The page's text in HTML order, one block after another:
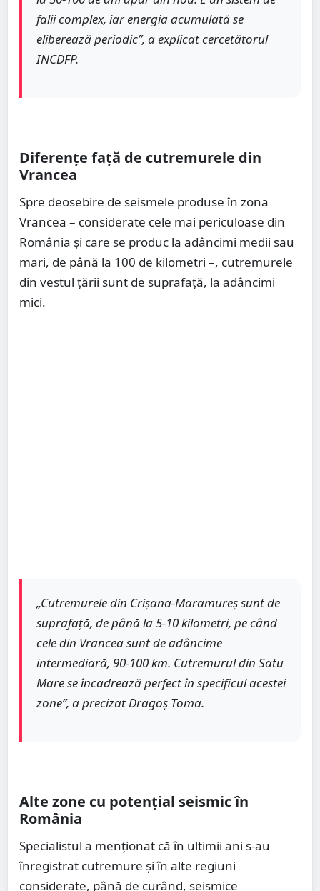
falii complex, iar energia acumulată se
eliberează periodic”, a explicat cercetătorul
INCDFP.
Diferențe față de cutremurele din
Vrancea
Spre deosebire de seismele produse în zona
Vrancea – considerate cele mai periculoase din
România și care se produc la adâncimi medii sau
mari, de până la 100 de kilometri –, cutremurele
din vestul țării sunt de suprafață, la adâncimi
mici.
„Cutremurele din Crișana-Maramureș sunt de
suprafață, de până la 5-10 kilometri, pe când
cele din Vrancea sunt de adâncime
intermediară, 90-100 km. Cutremurul din Satu
Mare se încadrează perfect în specificul acestei
zone”, a precizat Dragoș Toma.
Alte zone cu potențial seismic în
România
Specialistul a menționat că în ultimii ani s-au
înregistrat cutremure și în alte regiuni
considerate, până de curând, seismice